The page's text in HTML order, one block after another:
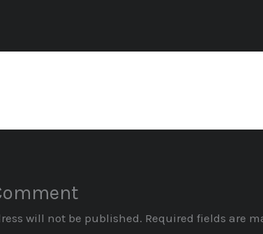
will not be published. Required fields are